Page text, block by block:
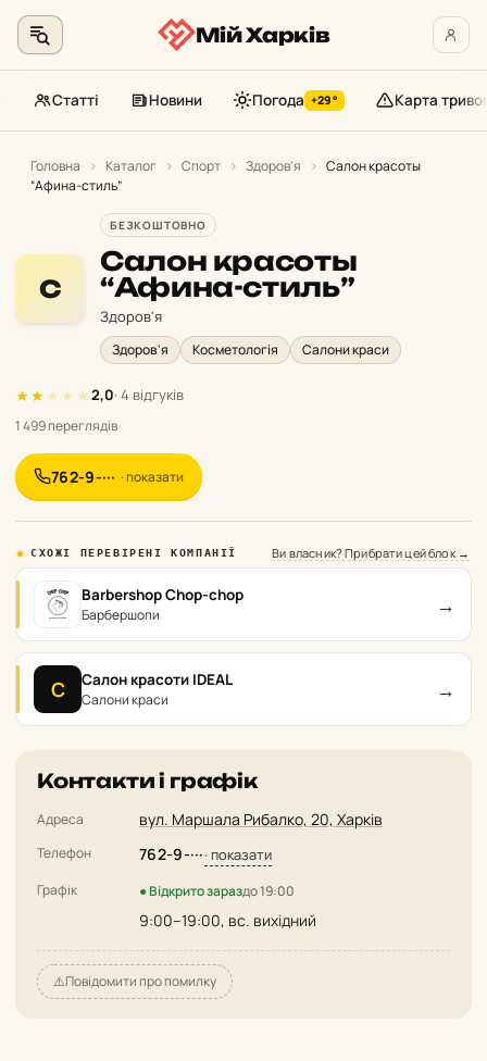
контенту
Мій Харків
Статті Новини Погода +29° Карта
Головна › Каталог › Спорт › Здоров'я › Салон красоты
“Афина-стиль”
С
БЕЗКОШТОВНО
Салон красоты
“Афина-стиль”
Здоров'я
Здоров'я Косметологія Салони краси
★★ ★ ★ ★2,0· 4 відгуків
1 499 переглядів
762-9-··· · показати
СХОЖІ ПЕРЕВІРЕНІ КОМПАНІЇ Ви власник? Прибрати цей блок →
Barbershop Chop-chop
Барбершопи →
С Салон красоти IDEAL
Салони краси →
Контакти і графік
Адреса вул. Маршала Рибалко, 20, Харків
Телефон 762-9-···· показати
Графік ● Відкрито зараздо 19:00
9:00–19:00, вс. вихідний
⚠️Повідомити про помилку